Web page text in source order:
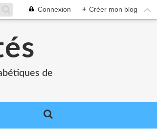
Connexion + Créer mon blog
de